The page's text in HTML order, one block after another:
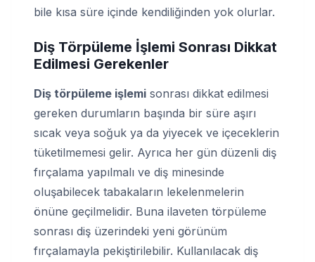
bile kısa süre içinde kendiliğinden yok olurlar.
Diş Törpüleme İşlemi Sonrası Dikkat
Edilmesi Gerekenler
Diş törpüleme işlemi sonrası dikkat edilmesi
gereken durumların başında bir süre aşırı
sıcak veya soğuk ya da yiyecek ve içeceklerin
tüketilmemesi gelir. Ayrıca her gün düzenli diş
fırçalama yapılmalı ve diş minesinde
oluşabilecek tabakaların lekelenmelerin
önüne geçilmelidir. Buna ilaveten törpüleme
sonrası diş üzerindeki yeni görünüm
fırçalamayla pekiştirilebilir. Kullanılacak diş